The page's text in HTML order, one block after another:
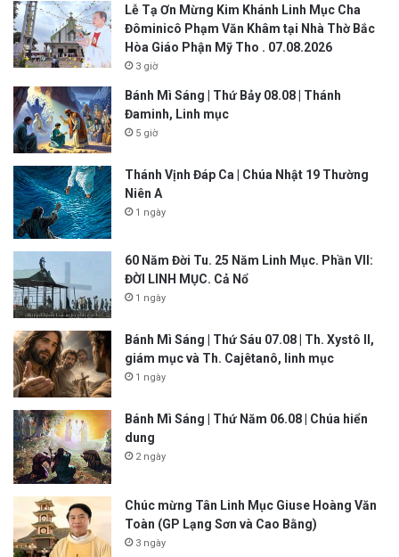
Lễ Tạ Ơn Mừng Kim Khánh Linh Mục Cha
Đôminicô Phạm Văn Khâm tại Nhà Thờ Bắc
Hòa Giáo Phận Mỹ Tho . 07.08.2026
3 giờ
Bánh Mì Sáng | Thứ Bảy 08.08 | Thánh
Đaminh, Linh mục
5 giờ
Thánh Vịnh Đáp Ca | Chúa Nhật 19 Thường
Niên A
1 ngày
60 Năm Đời Tu. 25 Năm Linh Mục. Phần VII:
ĐỜI LINH MỤC. Cả Nổ
1 ngày
Bánh Mì Sáng | Thứ Sáu 07.08 | Th. Xystô II,
giám mục và Th. Cajêtanô, linh mục
1 ngày
Bánh Mì Sáng | Thứ Năm 06.08 | Chúa hiển
dung
2 ngày
Chúc mừng Tân Linh Mục Giuse Hoàng Văn
Toàn (GP Lạng Sơn và Cao Bằng)
3 ngày